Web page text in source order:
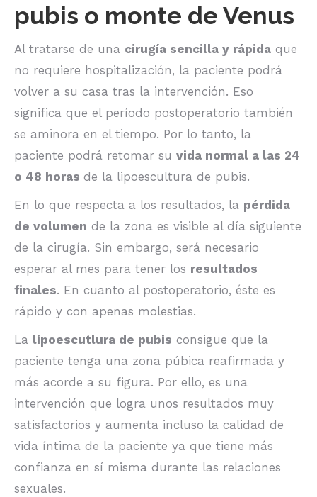
pubis o monte de Venus
Al tratarse de una cirugía sencilla y rápida que
no requiere hospitalización, la paciente podrá
volver a su casa tras la intervención. Eso
significa que el período postoperatorio también
se aminora en el tiempo. Por lo tanto, la
paciente podrá retomar su vida normal a las 24
o 48 horas de la lipoescultura de pubis.
En lo que respecta a los resultados, la pérdida
de volumen de la zona es visible al día siguiente
de la cirugía. Sin embargo, será necesario
esperar al mes para tener los resultados
finales. En cuanto al postoperatorio, éste es
rápido y con apenas molestias.
La lipoescutlura de pubis consigue que la
paciente tenga una zona púbica reafirmada y
más acorde a su figura. Por ello, es una
intervención que logra unos resultados muy
satisfactorios y aumenta incluso la calidad de
vida íntima de la paciente ya que tiene más
confianza en sí misma durante las relaciones
sexuales.